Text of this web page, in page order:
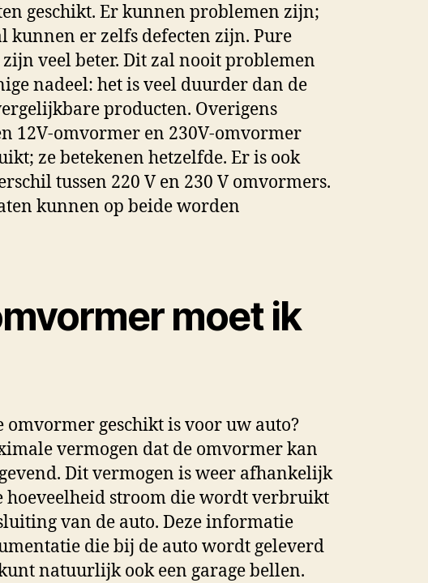
geschikt. Er kunnen problemen zijn;
kunnen er zelfs defecten zijn. Pure
veel beter. Dit zal nooit problemen
nadeel: het is veel duurder dan de
producten. Overigens
12V-omvormer en 230V-omvormer
ze betekenen hetzelfde. Er is ook
tussen 220 V en 230 V omvormers.
kunnen op beide worden
moet ik
omvormer geschikt is voor uw auto?
vermogen dat de omvormer kan
Dit vermogen is weer afhankelijk
hoeveelheid stroom die wordt verbruikt
van de auto. Deze informatie
die bij de auto wordt geleverd
natuurlijk ook een garage bellen.